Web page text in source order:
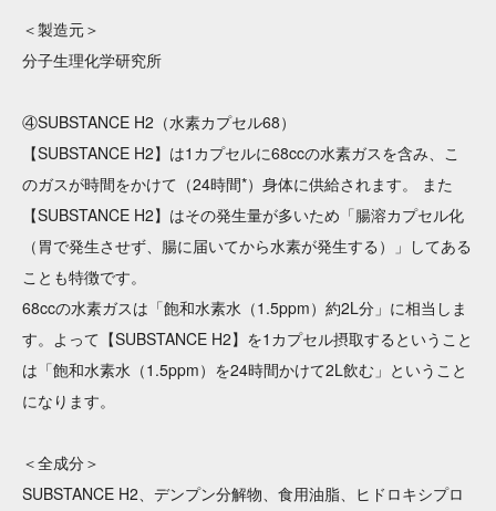
＜製造元＞
分子生理化学研究所
④SUBSTANCE H2（水素カプセル68）
【SUBSTANCE H2】は1カプセルに68ccの水素ガスを含み、こ
のガスが時間をかけて（24時間*）身体に供給されます。 また
【SUBSTANCE H2】はその発生量が多いため「腸溶カプセル化
（胃で発生させず、腸に届いてから水素が発生する）」してある
ことも特徴です。
68ccの水素ガスは「飽和水素水（1.5ppm）約2L分」に相当しま
す。よって【SUBSTANCE H2】を1カプセル摂取するということ
は「飽和水素水（1.5ppm）を24時間かけて2L飲む」ということ
になります。
＜全成分＞
SUBSTANCE H2、デンプン分解物、食用油脂、ヒドロキシプロ